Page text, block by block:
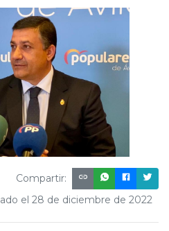
Compartir:
el 28 de diciembre de 2022